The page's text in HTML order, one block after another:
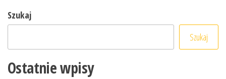
Szukaj
Szukaj
Ostatnie wpisy